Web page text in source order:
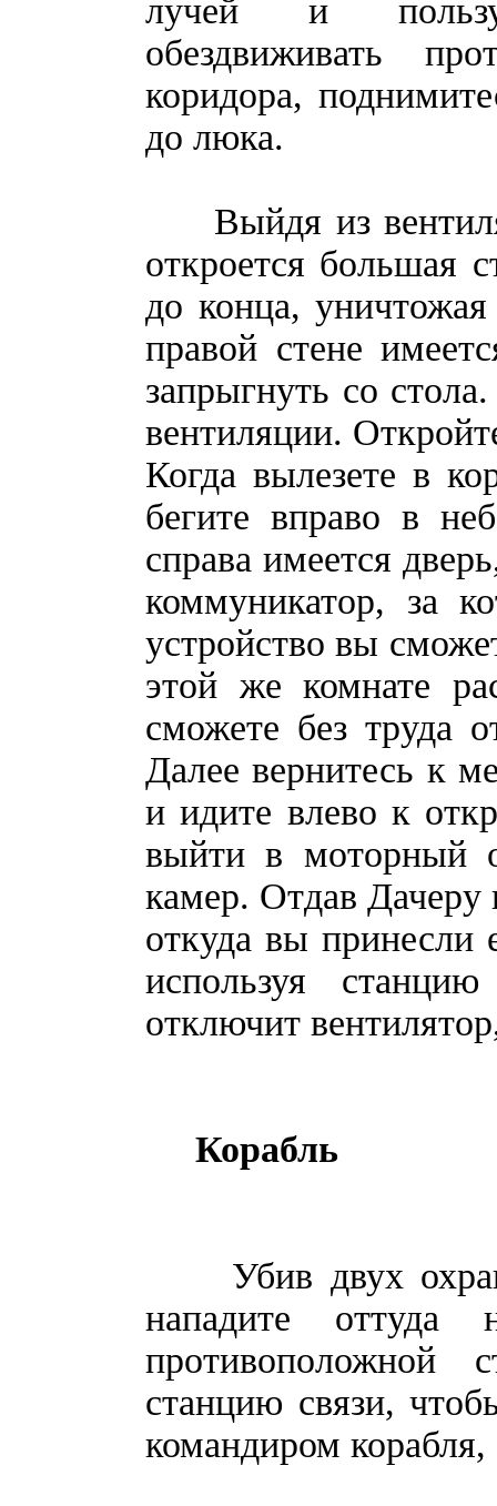
лучей и
обездвиживать
коридора,
до люка.
Выйдя из
откроется большая
до конца,
правой стене
запрыгнуть со
вентиляции.
Когда вылезете в
бегите вправо в
справа имеется
коммуникатор, за
устройство вы
этой же комнате
сможете без труда
Далее вернитесь к
и идите влево к
выйти в моторный
камер. Отдав Дачеру
откуда вы принесли
используя
отключит
Корабль
Убив двух
нападите
противоположной
станцию связи,
командиром корабля,